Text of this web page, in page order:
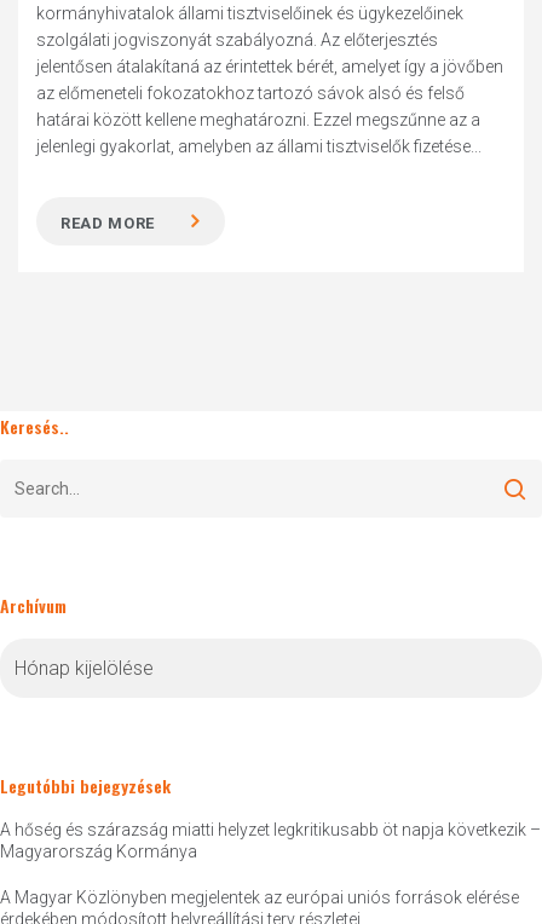
kormányhivatalok állami tisztviselőinek és ügykezelőinek
szolgálati jogviszonyát szabályozná. Az előterjesztés
jelentősen átalakítaná az érintettek bérét, amelyet így a jövőben
az előmeneteli fokozatokhoz tartozó sávok alsó és felső
határai között kellene meghatározni. Ezzel megszűnne az a
jelenlegi gyakorlat, amelyben az állami tisztviselők fizetése...
READ MORE
Keresés..
Archívum
Legutóbbi bejegyzések
A hőség és szárazság miatti helyzet legkritikusabb öt napja következik –
Magyarország Kormánya
A Magyar Közlönyben megjelentek az európai uniós források elérése
érdekében módosított helyreállítási terv részletei